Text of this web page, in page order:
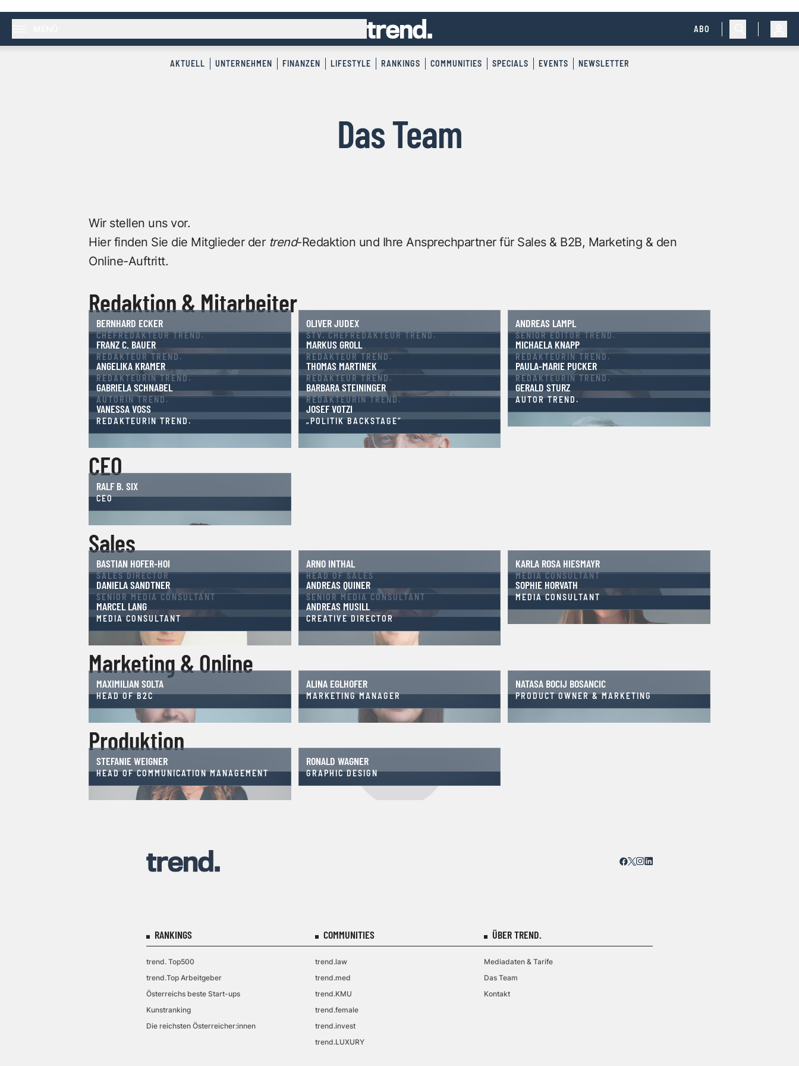
ABO
AKTUELL UNTERNEHMEN FINANZEN LIFESTYLE RANKINGS COMMUNITIES SPECIALS EVENTS NEWSLETTER
Das Team
Wir stellen uns vor.
Hier finden Sie die Mitglieder der trend-Redaktion und Ihre Ansprechpartner für Sales & B2B, Marketing & den
Online-Auftritt.
Redaktion & Mitarbeiter
BERNHARD ECKER
CHEFREDAKTEUR TREND.
OLIVER JUDEX
STV. CHEFREDAKTEUR TREND.
ANDREAS LAMPL
SENIOR EDITOR TREND.
FRANZ C. BAUER
REDAKTEUR TREND.
MARKUS GROLL
REDAKTEUR TREND.
MICHAELA KNAPP
REDAKTEURIN TREND.
ANGELIKA KRAMER
REDAKTEURIN TREND.
THOMAS MARTINEK
REDAKTEUR TREND.
PAULA-MARIE PUCKER
REDAKTEURIN TREND.
GABRIELA SCHNABEL
AUTORIN TREND.
BARBARA STEININGER
REDAKTEURIN TREND.
GERALD STURZ
AUTOR TREND.
VANESSA VOSS
REDAKTEURIN TREND.
JOSEF VOTZI
„POLITIK BACKSTAGE“
CEO
RALF B. SIX
CEO
Sales
BASTIAN HOFER-HOI
SALES DIRECTOR
ARNO INTHAL
HEAD OF SALES
KARLA ROSA HIESMAYR
MEDIA CONSULTANT
DANIELA SANDTNER
SENIOR MEDIA CONSULTANT
ANDREAS QUINER
SENIOR MEDIA CONSULTANT
SOPHIE HORVATH
MEDIA CONSULTANT
MARCEL LANG
MEDIA CONSULTANT
ANDREAS MUSILL
CREATIVE DIRECTOR
Marketing & Online
MAXIMILIAN SOLTA
HEAD OF B2C
ALINA EGLHOFER
MARKETING MANAGER
NATASA BOCIJ BOSANCIC
PRODUCT OWNER & MARKETING
Produktion
STEFANIE WEIGNER
HEAD OF COMMUNICATION MANAGEMENT
RONALD WAGNER
GRAPHIC DESIGN
RANKINGS
trend. Top500
trend.Top Arbeitgeber
Österreichs beste Start-ups
Kunstranking
Die reichsten Österreicher:innen
COMMUNITIES
trend.law
trend.med
trend.KMU
trend.female
trend.invest
trend.LUXURY
ÜBER TREND.
Mediadaten & Tarife
Das Team
Kontakt